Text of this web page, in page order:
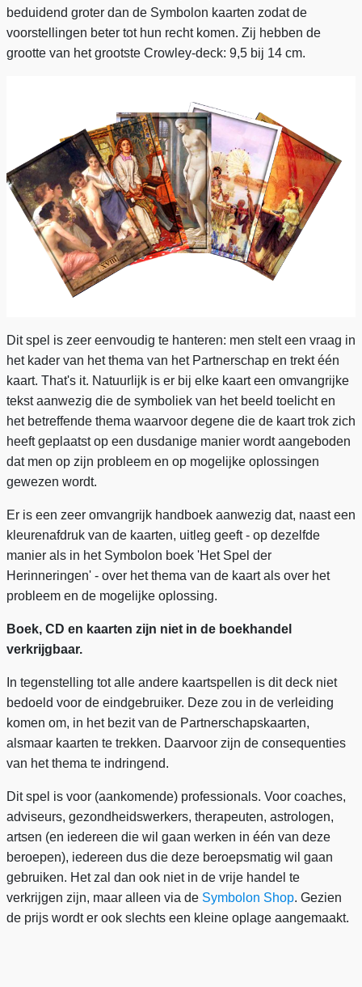
beduidend groter dan de Symbolon kaarten zodat de
voorstellingen beter tot hun recht komen. Zij hebben de
grootte van het grootste Crowley-deck: 9,5 bij 14 cm.
Dit spel is zeer eenvoudig te hanteren: men stelt een vraag in
het kader van het thema van het Partnerschap en trekt één
kaart. That's it. Natuurlijk is er bij elke kaart een omvangrijke
tekst aanwezig die de symboliek van het beeld toelicht en
het betreffende thema waarvoor degene die de kaart trok zich
heeft geplaatst op een dusdanige manier wordt aangeboden
dat men op zijn probleem en op mogelijke oplossingen
gewezen wordt.
Er is een zeer omvangrijk handboek aanwezig dat, naast een
kleurenafdruk van de kaarten, uitleg geeft - op dezelfde
manier als in het Symbolon boek 'Het Spel der
Herinneringen' - over het thema van de kaart als over het
probleem en de mogelijke oplossing.
Boek, CD en kaarten zijn niet in de boekhandel
verkrijgbaar.
In tegenstelling tot alle andere kaartspellen is dit deck niet
bedoeld voor de eindgebruiker. Deze zou in de verleiding
komen om, in het bezit van de Partnerschapskaarten,
alsmaar kaarten te trekken. Daarvoor zijn de consequenties
van het thema te indringend.
Dit spel is voor (aankomende) professionals. Voor coaches,
adviseurs, gezondheidswerkers, therapeuten, astrologen,
artsen (en iedereen die wil gaan werken in één van deze
beroepen), iedereen dus die deze beroepsmatig wil gaan
gebruiken. Het zal dan ook niet in de vrije handel te
verkrijgen zijn, maar alleen via de Symbolon Shop. Gezien
de prijs wordt er ook slechts een kleine oplage aangemaakt.